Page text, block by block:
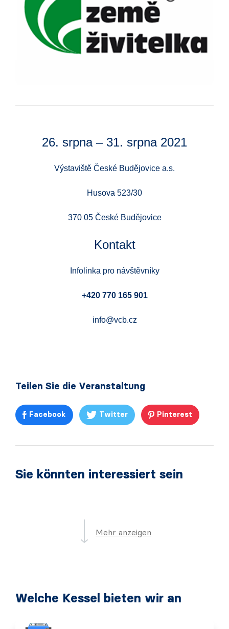
26. srpna – 31. srpna 2021
Výstaviště České Budějovice a.s.
Husova 523/30
370 05 České Budějovice
Kontakt
Infolinka pro návštěvníky
+420 770 165 901
info@vcb.cz
Teilen Sie die Veranstaltung
Facebook Twitter Pinterest
Sie könnten interessiert sein
Mehr anzeigen
Welche Kessel bieten wir an